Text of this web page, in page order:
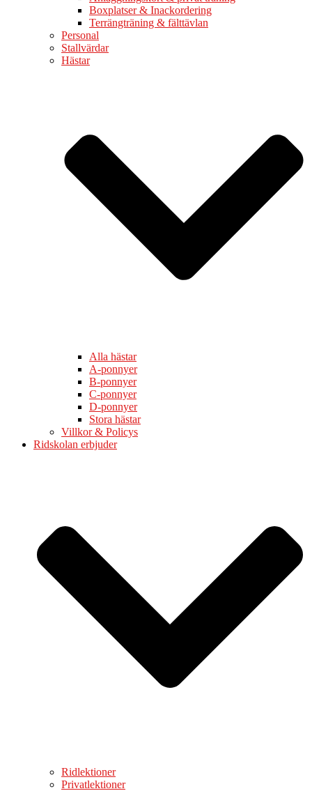
Boxplatser & Inackordering
Terrängträning & fälttävlan
Personal
Stallvärdar
Hästar
Alla hästar
A-ponnyer
B-ponnyer
C-ponnyer
D-ponnyer
Stora hästar
Villkor & Policys
Ridskolan erbjuder
Ridlektioner
Privatlektioner